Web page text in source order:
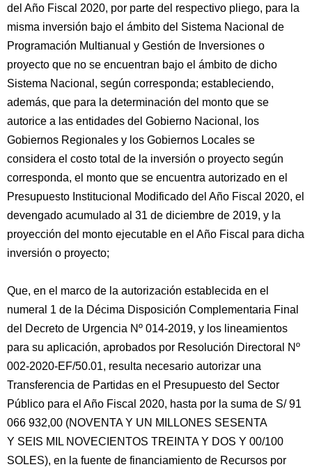
del Año Fiscal 2020, por parte del respectivo pliego, para la
misma inversión bajo el ámbito del Sistema Nacional de
Programación Multianual y Gestión de Inversiones o
proyecto que no se encuentran bajo el ámbito de dicho
Sistema Nacional, según corresponda; estableciendo,
además, que para la determinación del monto que se
autorice a las entidades del Gobierno Nacional, los
Gobiernos Regionales y los Gobiernos Locales se
considera el costo total de la inversión o proyecto según
corresponda, el monto que se encuentra autorizado en el
Presupuesto Institucional Modificado del Año Fiscal 2020, el
devengado acumulado al 31 de diciembre de 2019, y la
proyección del monto ejecutable en el Año Fiscal para dicha
inversión o proyecto;
Que, en el marco de la autorización establecida en el
numeral 1 de la Décima Disposición Complementaria Final
del Decreto de Urgencia Nº 014-2019, y los lineamientos
para su aplicación, aprobados por Resolución Directoral Nº
002-2020-EF/50.01, resulta necesario autorizar una
Transferencia de Partidas en el Presupuesto del Sector
Público para el Año Fiscal 2020, hasta por la suma de S/ 91
066 932,00 (NOVENTA Y UN MILLONES SESENTA
Y SEIS MIL NOVECIENTOS TREINTA Y DOS Y 00/100
SOLES), en la fuente de financiamiento de Recursos por